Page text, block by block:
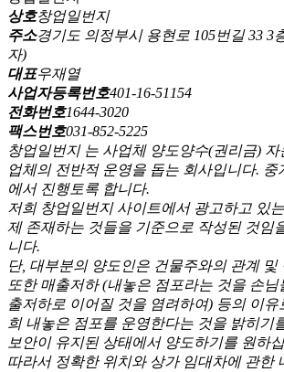
상호창업일번지
주소경기도 의정부시 용현로 105번길 33 3
자)
대표우재열
사업자등록번호401-16-51154
전화번호1644-3020
팩스번호031-852-5225
창업일번지 는 사업체 양도양수(권리금)
업체의 전반적 운영을 돕는 회사입니다.
에서 진행토록 합니다.
저희 창업일번지 사이트에서 광고하고 있
제 존재하는 것들을 기준으로 작성된 것임
니다.
단, 대부분의 양도인은 건물주와의 관계 및
또한 매출저하 (내놓은 점포라는 것을 손
출저하로 이어질 것을 염려하여) 등의 이
희 내놓은 점포를 운영한다는 것을 밝히기
보안이 유지된 상태에서 양도하기를 원하
따라서 정확한 위치와 상가 임대차에 관한